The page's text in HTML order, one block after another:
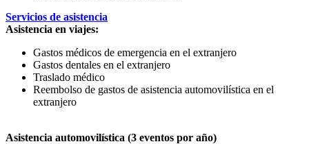
Servicios de asistencia
Asistencia en viajes:
Gastos médicos de emergencia en el extranjero
Gastos dentales en el extranjero
Traslado médico
Reembolso de gastos de asistencia automovilística en el
extranjero
Asistencia automovilística (3 eventos por año)